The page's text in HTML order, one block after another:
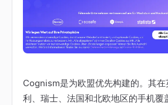
Cognism是为欧盟优先构建的。其
利、瑞士、法国和北欧地区的手机覆